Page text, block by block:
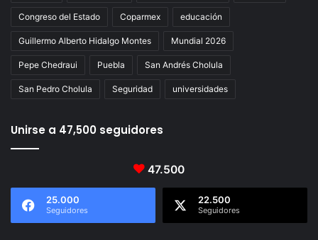
Congreso del Estado Coparmex educación
Guillermo Alberto Hidalgo Montes Mundial 2026
Pepe Chedraui Puebla San Andrés Cholula
San Pedro Cholula Seguridad universidades
Unirse a 47,500 seguidores
47.500
25.000
Seguidores
22.500
Seguidores